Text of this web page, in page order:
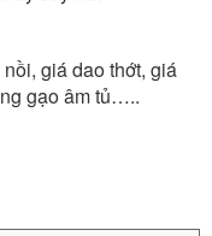
giá dao thớt, giá
gạo âm tủ…..